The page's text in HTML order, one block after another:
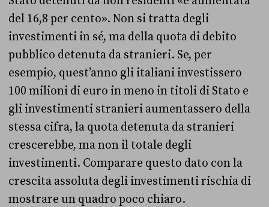
del 16,8 per cento». Non si tratta degli
investimenti in sé, ma della quota di debito
pubblico detenuta da stranieri. Se, per
esempio, quest’anno gli italiani investissero
100 milioni di euro in meno in titoli di Stato e
gli investimenti stranieri aumentassero della
stessa cifra, la quota detenuta da stranieri
crescerebbe, ma non il totale degli
investimenti. Comparare questo dato con la
crescita assoluta degli investimenti rischia di
mostrare un quadro poco chiaro.